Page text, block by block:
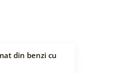
din benzi cu